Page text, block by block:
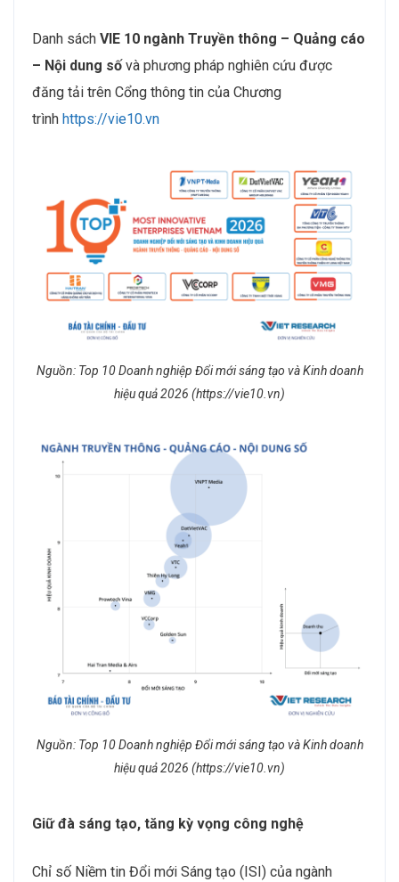
Danh sách VIE 10 ngành Truyền thông – Quảng cáo
– Nội dung sốvà phương pháp nghiên cứu được
đăng tải trên Cổng thông tin của Chương
trình https://vie10.vn
Nguồn: Top 10 Doanh nghiệp Đổi mới sáng tạo và Kinh doanh
hiệu quả 2026 (https://vie10.vn)
Nguồn: Top 10 Doanh nghiệp Đổi mới sáng tạo và Kinh doanh
hiệu quả 2026 (https://vie10.vn)
Giữ đà sáng tạo, tăng kỳ vọng công nghệ
Chỉ số Niềm tin Đổi mới Sáng tạo (ISI) của ngành